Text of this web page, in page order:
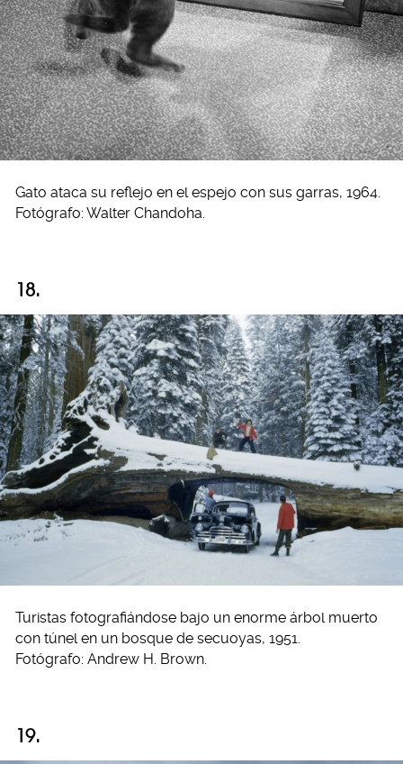
Gato ataca su reflejo en el espejo con sus garras, 1964.
Fotógrafo: Walter Chandoha.
18.
Turistas fotografiándose bajo un enorme árbol muerto
con túnel en un bosque de secuoyas, 1951.
Fotógrafo: Andrew H. Brown.
19.